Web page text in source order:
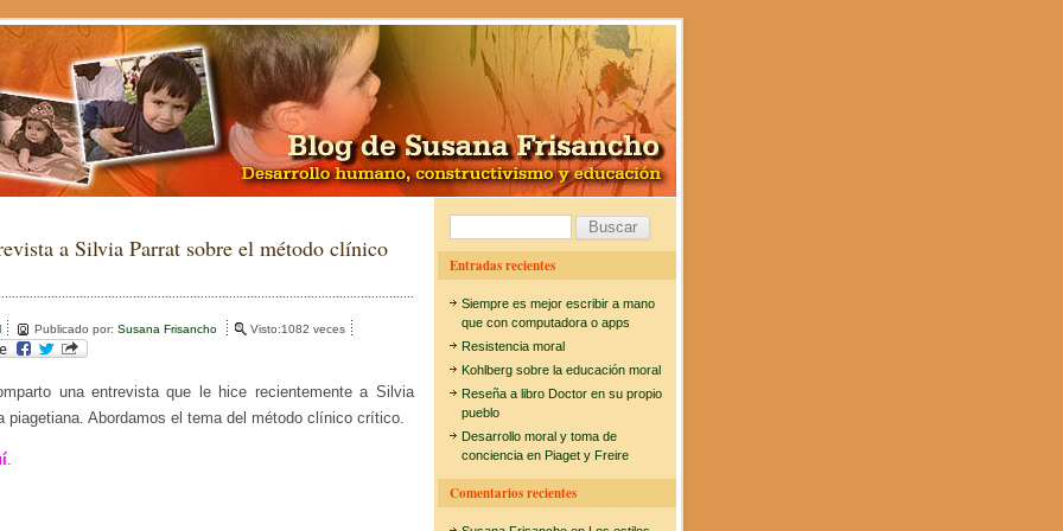
a Silvia Parrat sobre el método clínico
Publicado por: Susana Frisancho Visto:1082 veces
una entrevista que le hice recientemente a Silvia
piagetiana. Abordamos el tema del método clínico crítico.
.
u
a
Entradas recientes
Siempre es mejor escribir a mano
que con computadora o apps
Resistencia moral
Kohlberg sobre la educación moral
Reseña a libro Doctor en su propio
pueblo
Desarrollo moral y toma de
conciencia en Piaget y Freire
Comentarios recientes